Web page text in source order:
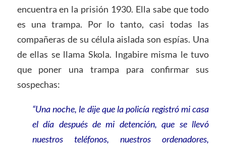
encuentra en la prisión 1930. Ella sabe que todo
es una trampa. Por lo tanto, casi todas las
compañeras de su célula aislada son espías. Una
de ellas se llama Skola. Ingabire misma le tuvo
que poner una trampa para confirmar sus
sospechas:
“Una noche, le dije que la policía registró mi casa
el día después de mi detención, que se llevó
nuestros teléfonos, nuestros ordenadores,